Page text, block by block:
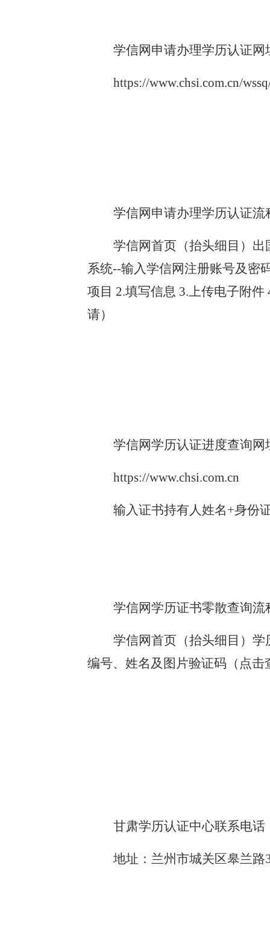
学信网申请办理学历认证网
https://www.chsi.com.cn/
学信网申请办理学历认证流
学信网首页（抬头细目）出
系统--输入学信网注册账号及密
项目 2.填写信息 3.上传电子附
请）
学信网学历认证进度查询网
https://www.chsi.com.cn
输入证书持有人姓名+身份
学信网学历证书零散查询流
学信网首页（抬头细目）学
编号、姓名及图片验证码（点击
甘肃学历认证中心联系电话
地址：兰州市城关区皋兰路